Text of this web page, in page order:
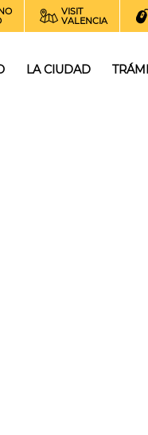
VISIT
VALENCIA
LA CIUDAD